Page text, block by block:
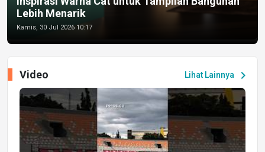
Lebih Menarik
Kamis, 30 Jul 2026 10:17
Lihat Lainnya chevron_right
Video